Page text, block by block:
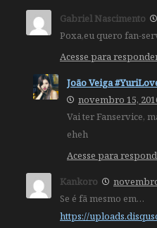
Gabriel Nascimento
Poxa,eu quero fan-
Acesse para
João Veiga
novembro 15,
Vai ter Fanservice,
eheh
Acesse para
Kankoro
Se é fã mesmo em…
https://